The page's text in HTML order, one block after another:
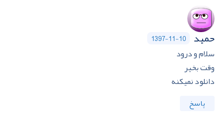
حمید 1397-11-10
سلام و درود
وقت بخیر
دانلود نمیکنه
پاسخ